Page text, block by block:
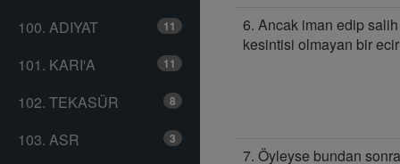
100. ADIYAT 11
101. KARI'A 11
102. TEKASÜR 8
103. ASR 3
6. Ancak iman edip
kesintisi olmayan bir ecir
7. Öyleyse bundan